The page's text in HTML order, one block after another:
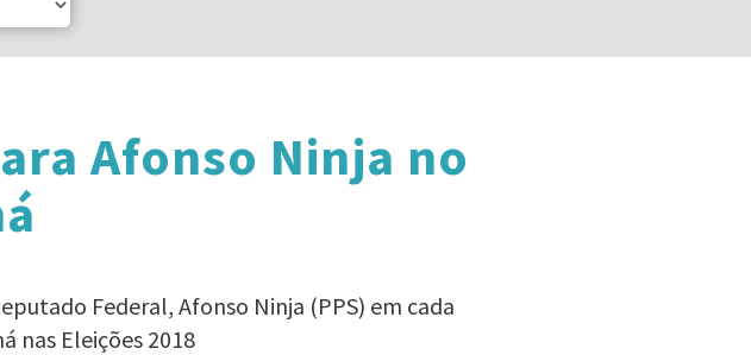
Afonso Ninja no
Federal, Afonso Ninja (PPS) em cada
nas Eleições 2018